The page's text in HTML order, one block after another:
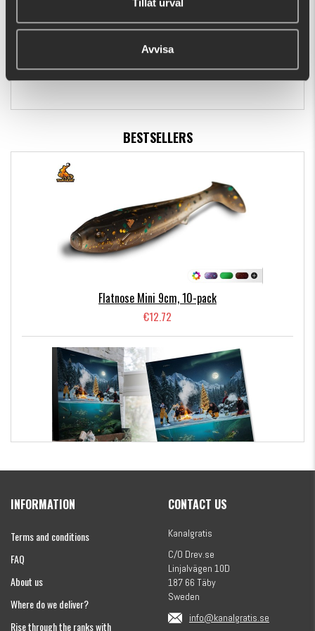
Tillåt urval
Avvisa
Abu Garcia DAM Alu-Head Net
€27.37
BESTSELLERS
Flatnose Mini 9cm, 10-pack
€12.72
€155.16
INFORMATION
Terms and conditions
FAQ
About us
Where do we deliver?
Rise through the ranks with
CONTACT US
Kanalgratis
C/O Drev.se
Linjalvägen 10D
187 66 Täby
Sweden
info@kanalgratis.se